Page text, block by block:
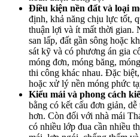
Điều kiện nền đất và loại
định, khả năng chịu lực tốt,
thuận lợi và ít mất thời gian.
san lấp, đất gần sông hoặc
sát kỹ và có phương án gia
móng đơn, móng băng,
thi công khác nhau. Đặc
hoặc xử lý nền móng phức
Kiểu mái và phong cách
bằng có kết cấu đơn giản,
hơn. Còn đối với nhà mái
có nhiều lớp đua cần nhiều